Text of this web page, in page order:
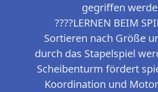
gegriffen
????LERNEN BEIM
Sortieren nach Größe
durch das Stapelspiel
Scheibenturm fördert
Koordination und